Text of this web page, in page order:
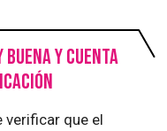
y cuenta
verificar que el